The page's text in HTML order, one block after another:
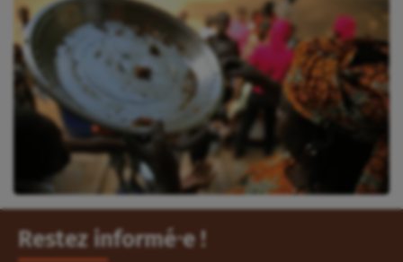
Restez informé⸱e !